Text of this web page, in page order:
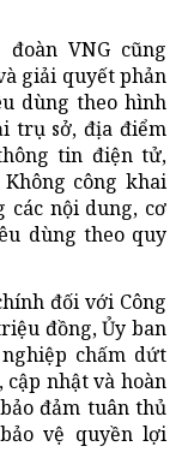
VNG cũng
giải quyết phản
dùng theo hình
trụ sở, địa điểm
tin điện tử,
công khai
các nội dung, cơ
dùng theo quy
đối với Công
đồng, Ủy ban
chấm dứt
cập nhật và hoàn
đảm tuân thủ
vệ quyền lợi